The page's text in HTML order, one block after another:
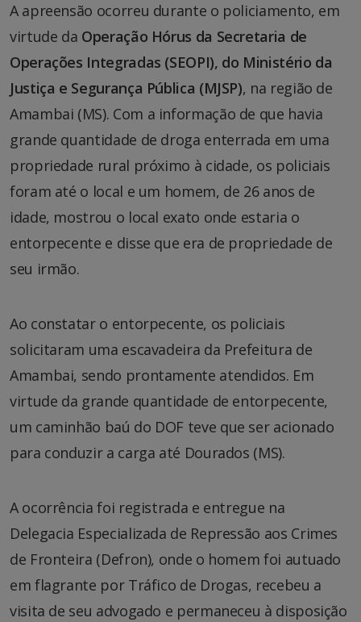
A apreensão ocorreu durante o policiamento, em
virtude da Operação Hórus da Secretaria de
Operações Integradas (SEOPI), do Ministério da
Justiça e Segurança Pública (MJSP), na região de
Amambai (MS). Com a informação de que havia
grande quantidade de droga enterrada em uma
propriedade rural próximo à cidade, os policiais
foram até o local e um homem, de 26 anos de
idade, mostrou o local exato onde estaria o
entorpecente e disse que era de propriedade de
seu irmão.
Ao constatar o entorpecente, os policiais
solicitaram uma escavadeira da Prefeitura de
Amambai, sendo prontamente atendidos. Em
virtude da grande quantidade de entorpecente,
um caminhão baú do DOF teve que ser acionado
para conduzir a carga até Dourados (MS).
A ocorrência foi registrada e entregue na
Delegacia Especializada de Repressão aos Crimes
de Fronteira (Defron), onde o homem foi autuado
em flagrante por Tráfico de Drogas, recebeu a
visita de seu advogado e permaneceu à disposição